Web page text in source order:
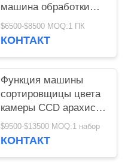
машина обработки
разделителя пиксела
$6500-$8500 MOQ:1 ПК
КОНТАКТ
Функция машины
сортировщицы цвета
камеры CCD арахиса
3 парашютов
множественная
$9500-$13500 MOQ:1 набор
КОНТАКТ